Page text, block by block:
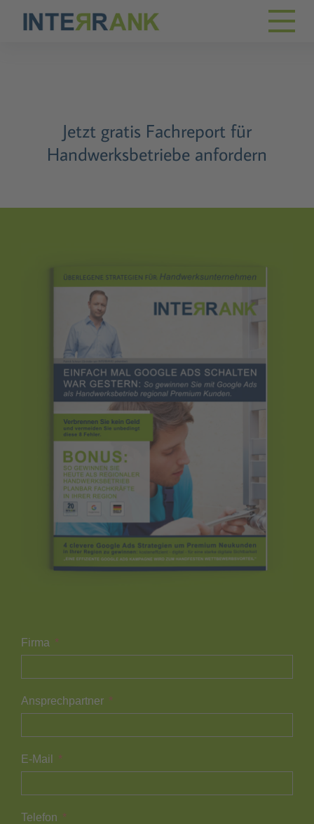
Jetzt gratis Fachreport für
Handwerksbetriebe anfordern
Firma
Ansprechpartner
E-Mail
Telefon